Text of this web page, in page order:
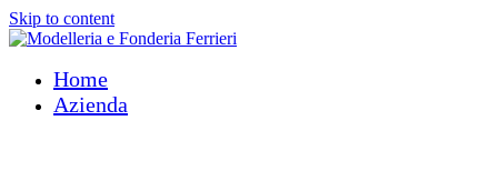
Skip to content
Home
Azienda